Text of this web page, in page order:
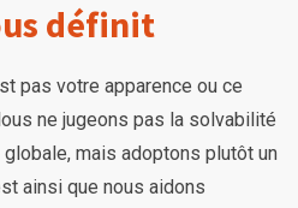
définit
pas votre apparence ou ce
ne jugeons pas la solvabilité
mais adoptons plutôt un
ainsi que nous aidons